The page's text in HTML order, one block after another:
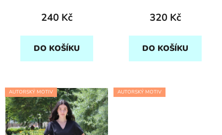
240 Kč
DO KOŠÍKU
320 Kč
DO KOŠÍKU
AUTORSKÝ MOTIV AUTORSKÝ MOTIV